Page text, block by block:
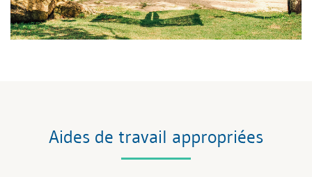
Aides de travail appropriées